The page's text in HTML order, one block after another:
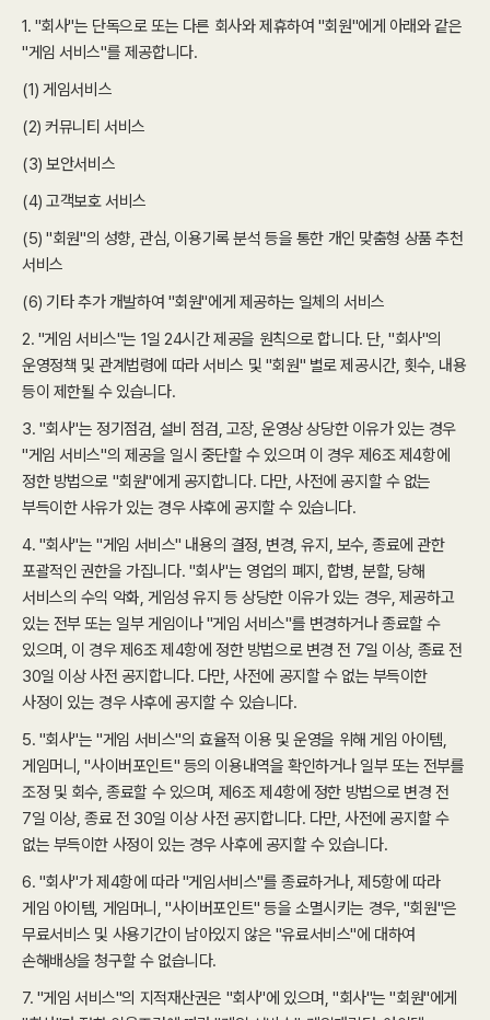
1. "회사"는 단독으로 또는 다른 회사와 제휴하여 "회원"에게 아래와 같은
"게임 서비스"를 제공합니다.
(1) 게임서비스
(2) 커뮤니티 서비스
(3) 보안서비스
(4) 고객보호 서비스
(5) "회원"의 성향, 관심, 이용기록 분석 등을 통한 개인 맞춤형 상품 추천
서비스
(6) 기타 추가 개발하여 "회원"에게 제공하는 일체의 서비스
2. "게임 서비스"는 1일 24시간 제공을 원칙으로 합니다. 단, "회사"의
운영정책 및 관계법령에 따라 서비스 및 "회원" 별로 제공시간, 횟수, 내용
등이 제한될 수 있습니다.
3. "회사"는 정기점검, 설비 점검, 고장, 운영상 상당한 이유가 있는 경우
"게임 서비스"의 제공을 일시 중단할 수 있으며 이 경우 제6조 제4항에
정한 방법으로 "회원"에게 공지합니다. 다만, 사전에 공지할 수 없는
부득이한 사유가 있는 경우 사후에 공지할 수 있습니다.
4. "회사"는 "게임 서비스" 내용의 결정, 변경, 유지, 보수, 종료에 관한
포괄적인 권한을 가집니다. "회사"는 영업의 폐지, 합병, 분할, 당해
서비스의 수익 악화, 게임성 유지 등 상당한 이유가 있는 경우, 제공하고
있는 전부 또는 일부 게임이나 "게임 서비스"를 변경하거나 종료할 수
있으며, 이 경우 제6조 제4항에 정한 방법으로 변경 전 7일 이상, 종료 전
30일 이상 사전 공지합니다. 다만, 사전에 공지할 수 없는 부득이한
사정이 있는 경우 사후에 공지할 수 있습니다.
5. "회사"는 "게임 서비스"의 효율적 이용 및 운영을 위해 게임 아이템,
게임머니, "사이버포인트" 등의 이용내역을 확인하거나 일부 또는 전부를
조정 및 회수, 종료할 수 있으며, 제6조 제4항에 정한 방법으로 변경 전
7일 이상, 종료 전 30일 이상 사전 공지합니다. 다만, 사전에 공지할 수
없는 부득이한 사정이 있는 경우 사후에 공지할 수 있습니다.
6. "회사"가 제4항에 따라 "게임서비스"를 종료하거나, 제5항에 따라
게임 아이템, 게임머니, "사이버포인트" 등을 소멸시키는 경우, "회원"은
무료서비스 및 사용기간이 남아있지 않은 "유료서비스"에 대하여
손해배상을 청구할 수 없습니다.
7. "게임 서비스"의 지적재산권은 "회사"에 있으며, "회사"는 "회원"에게